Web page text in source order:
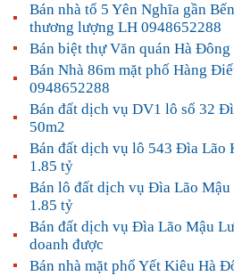
Bán nhà tổ 5 Yên Nghĩa gần
thương lượng LH 0948652288
Bán biệt thự Văn quán Hà
Bán Nhà 86m mặt phố Hàng
0948652288
Bán đất dịch vụ DV1 lô số 32
50m2
Bán đất dịch vụ lô 543 Đìa Lão
1.85 tỷ
Bán lô đất dịch vụ Đìa Lão
1.85 tỷ
Bán đất dịch vụ Đìa Lão Mậu
doanh được
Bán nhà mặt phố Yết Kiêu Hà